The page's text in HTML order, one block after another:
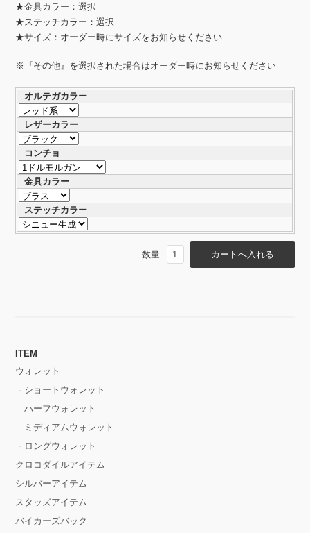
★金具カラー：選択
★ステッチカラー：選択
★サイズ：オーダー時にサイズをお知らせください
※『その他』を選択された場合はオーダー時にお知らせください
オルテガカラー
レザーカラー
コンチョ
金具カラー
ステッチカラー
数量
ITEM
ウォレット
ショートウォレット
ハーフウォレット
ミディアムウォレット
ロングウォレット
クロコダイルアイテム
シルバーアイテム
スタッズアイテム
バイカーズバック